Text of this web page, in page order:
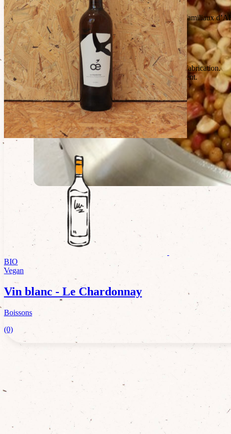
Aussi bon à l’eau, en kir, que dans un yaourt ou un gâteau.
A diluer dans 7-8 fois son volume. Mirabelles des vergers familiaux
Conseils de conservation
Se conserve 3 ans à température ambiante à compter de la fabrication.
Après ouverture, conserver au frais et consommer rapidement.
BIO
Vegan
Vin blanc - Le Chardonnay
Boissons
(0)